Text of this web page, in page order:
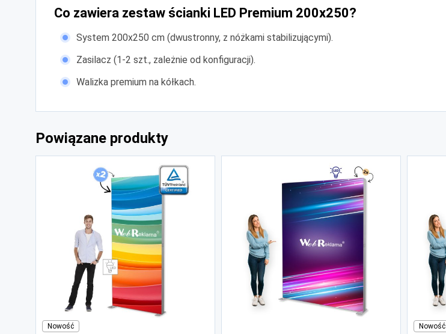
Co zawiera zestaw ścianki LED Premium 200x250?
System 200x250 cm (dwustronny, z nóżkami stabilizującymi).
Zasilacz (1-2 szt., zależnie od konfiguracji).
Walizka premium na kółkach.
Powiązane produkty
Nowość Nowość